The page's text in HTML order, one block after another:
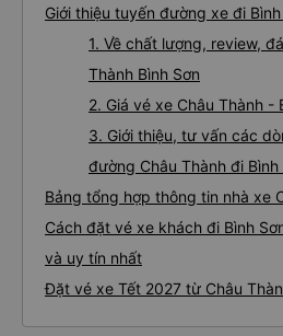
Giới thiệu tuyến đường xe đi
1. Về chất lượng, review,
Thành Bình Sơn
2. Giá vé xe Châu Thành -
3. Giới thiệu, tư vấn các
đường Châu Thành đi Bình
Bảng tổng hợp thông tin nhà xe
Cách đặt vé xe khách đi Bình
và uy tín nhất
Đặt vé xe Tết 2027 từ Châu